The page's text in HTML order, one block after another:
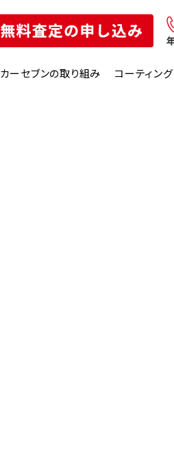
カーセブンの取り組み コーティング